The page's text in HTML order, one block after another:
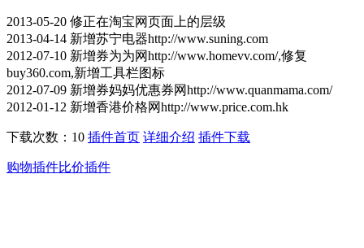
2013-05-20 修正在淘宝网页面上的层级
2013-04-14 新增苏宁电器http://www.suning.com
2012-07-10 新增券为为网http://www.homevv.com/,修复
buy360.com,新增工具栏图标
2012-07-09 新增券妈妈优惠券网http://www.quanmama.com/
2012-01-12 新增香港价格网http://www.price.com.hk
下载次数：10 插件首页 详细介绍 插件下载
购物插件比价插件